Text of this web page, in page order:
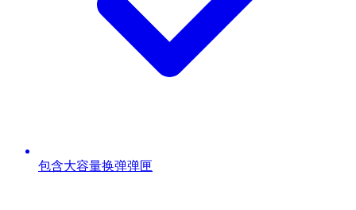
包含大容量换弹弹匣